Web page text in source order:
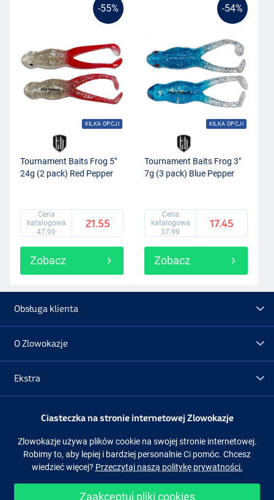
-55%
KILKA OPCJI
Tournament Baits Frog 5"
24g (2 pack) Red Pepper
Cena
katalogowa
47.99
21.55
Zobacz
-54%
KILKA OPCJI
Tournament Baits Frog 3"
7g (3 pack) Blue Pepper
Cena
katalogowa
37.99
17.45
Zobacz
Obsługa klienta
O Zlowokazje
Ekstra
Promocje
Obserwuj nas Facebook Instagram
Ciasteczka na stronie internetowej Zlowokazje
Zlowokazje używa plików cookie na swojej stronie internetowej.
Robimy to, aby lepiej i bardziej personalnie Ci pomóc. Chcesz
wiedzieć więcej? Przeczytaj naszą politykę prywatności.
Zaakceptuj pliki cookies